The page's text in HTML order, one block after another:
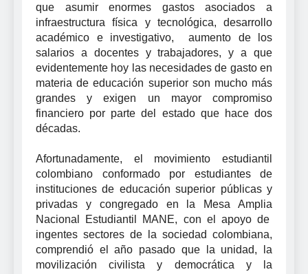
que asumir enormes gastos asociados a
infraestructura física y tecnológica, desarrollo
académico e investigativo, aumento de los
salarios a docentes y trabajadores, y a que
evidentemente hoy las necesidades de gasto en
materia de educación superior son mucho más
grandes y exigen un mayor compromiso
financiero por parte del estado que hace dos
décadas.
Afortunadamente, el movimiento estudiantil
colombiano conformado por estudiantes de
instituciones de educación superior públicas y
privadas y congregado en la Mesa Amplia
Nacional Estudiantil MANE, con el apoyo de
ingentes sectores de la sociedad colombiana,
comprendió el año pasado que la unidad, la
movilización civilista y democrática y la